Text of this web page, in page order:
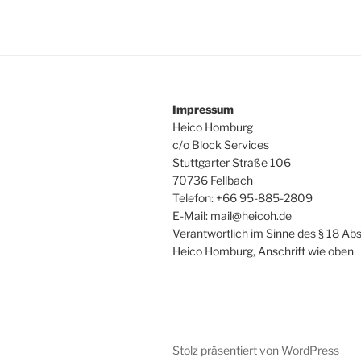
Impressum
Heico Homburg
c/o Block Services
Stuttgarter Straße 106
70736 Fellbach
Telefon: +66 95-885-2809
E-Mail: mail@heicoh.de
Verantwortlich im Sinne des § 18
Heico Homburg, Anschrift wie oben
Stolz präsentiert von WordPress